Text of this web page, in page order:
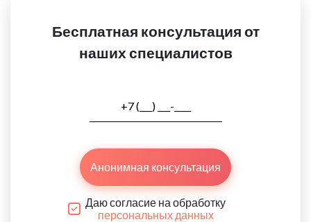
Бесплатная консультация от
наших специалистов
Анонимная консультация
Даю согласие на обработку
персональных данных